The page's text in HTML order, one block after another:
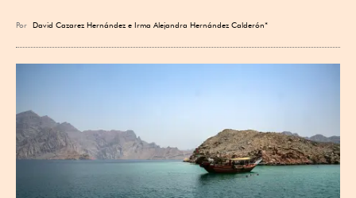
Por David Cazarez Hernández e Irma Alejandra Hernández Calderón*